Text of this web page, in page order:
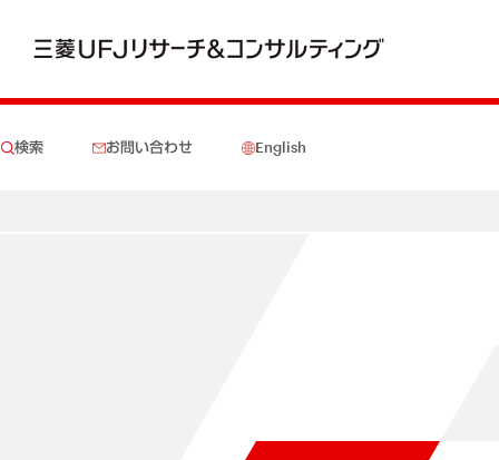
検索 お問い合わせ English